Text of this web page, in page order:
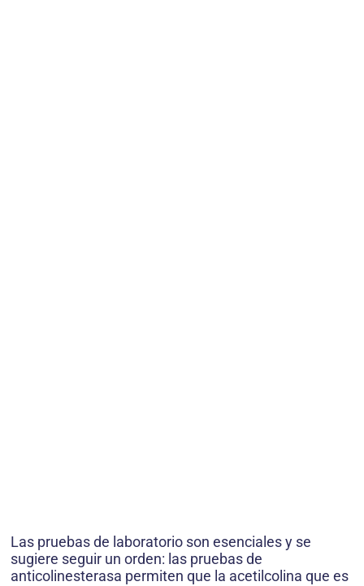
Las pruebas de laboratorio son esenciales y se
sugiere seguir un orden: las pruebas de
anticolinesterasa permiten que la acetilcolina que es